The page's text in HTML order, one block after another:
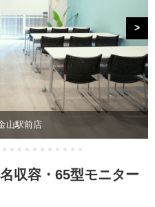
山駅前店
>
収容・65型モニター